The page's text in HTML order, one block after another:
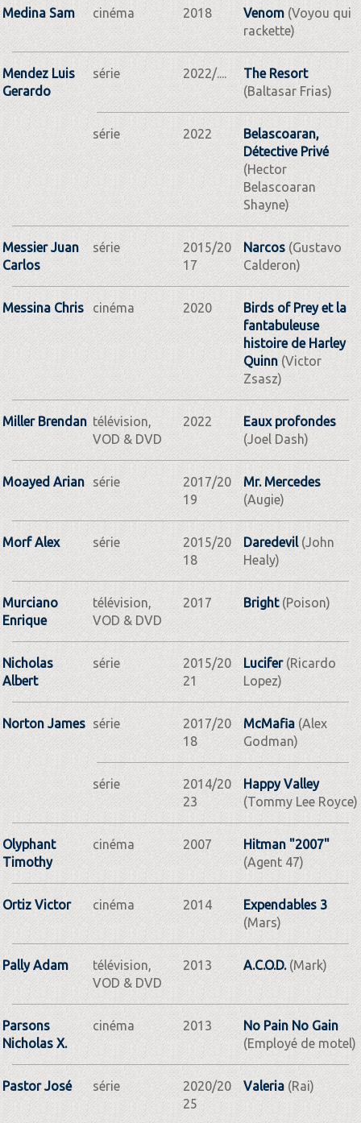
Medina Sam cinéma 2018 Venom(Voyou qui
rackette)
Mendez Luis
Gerardo
série 2022/....
The Resort
(Baltasar Frias)
série 2022
Belascoaran,
Détective Privé
(Hector
Belascoaran
Shayne)
Messier Juan
Carlos
série
2015/20
17
Narcos(Gustavo
Calderon)
Messina Chris cinéma 2020
Birds of Prey et la
fantabuleuse
histoire de Harley
Quinn(Victor
Zsasz)
Miller Brendan télévision,
VOD & DVD
2022
Eaux profondes
(Joel Dash)
Moayed Arian série
2017/20
19
Mr. Mercedes
(Augie)
Morf Alex série
2015/20
18
Daredevil(John
Healy)
Murciano
Enrique
télévision,
VOD & DVD
2017 Bright(Poison)
Nicholas
Albert
série
2015/20
21
Lucifer(Ricardo
Lopez)
Norton James série
2017/20
18
McMafia(Alex
Godman)
série
2014/20
23
Happy Valley
(Tommy Lee Royce)
Olyphant
Timothy
cinéma 2007
Hitman "2007"
(Agent 47)
Ortiz Victor cinéma 2014
Expendables 3
(Mars)
Pally Adam
télévision,
VOD & DVD
2013 A.C.O.D.(Mark)
Parsons
Nicholas X.
cinéma 2013
No Pain No Gain
(Employé de motel)
Pastor José série
2020/20
25
Valeria(Rai)